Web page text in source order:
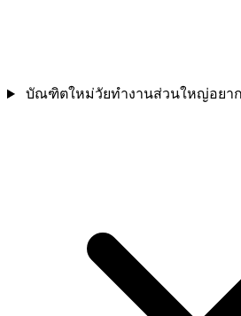
บัณฑิตใหม่วัยทำงานส่วนใหญ่อยา